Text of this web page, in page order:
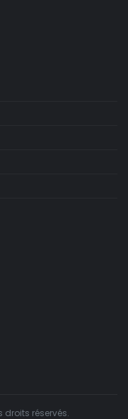
droits réservés.